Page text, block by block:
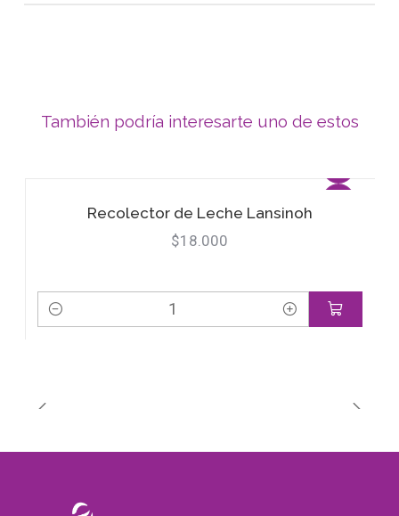
También podría interesarte uno de estos
Recolector de Leche Lansinoh
$18.000
Cantidad